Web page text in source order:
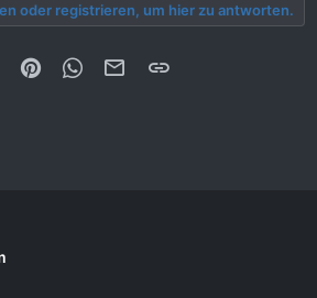
oder registrieren, um hier zu antworten.
Reddit PinterestWhatsApp
E-MailLink